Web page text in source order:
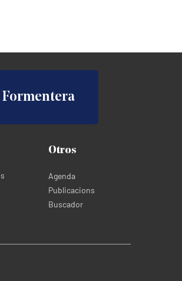
Formentera
Otros
Agenda
Publicacions
Buscador